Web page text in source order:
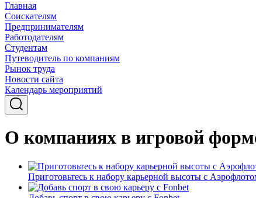
Главная
Соискателям
Предпринимателям
Работодателям
Студентам
Путеводитель по компаниям
Рынок труда
Новости сайта
Календарь мероприятий
О компаниях в игровой
Приготовьтесь к набору карьерной высоты с